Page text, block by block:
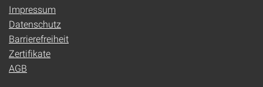
Impressum
Datenschutz
Barrierefreiheit
Zertifikate
AGB